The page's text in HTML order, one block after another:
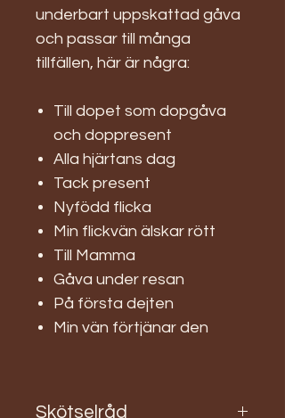
underbart uppskattad gåva
och passar till många
tillfällen, här är några:
Till dopet som dopgåva
och doppresent
Alla hjärtans dag
Tack present
Nyfödd flicka
Min flickvän älskar rött
Till Mamma
Gåva under resan
På första dejten
Min vän förtjänar den
Skötselråd